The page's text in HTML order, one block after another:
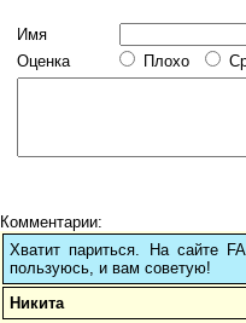
Имя
Оценка
Плохо
Комментарии:
Хватит париться. На сайте
пользуюсь, и вам советую!
Никита